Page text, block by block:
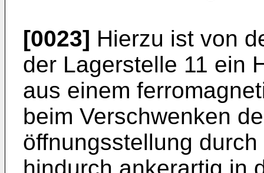
[0023] Hierzu ist von
der Lagerstelle 11 ein
aus einem
beim Verschwenken
öffnungsstellung